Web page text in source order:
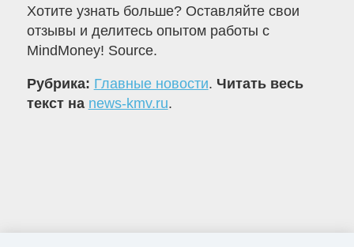
Хотите узнать больше? Оставляйте свои
отзывы и делитесь опытом работы с
MindMoney! Source.
Рубрика: Главные новости. Читать весь
текст на news-kmv.ru.